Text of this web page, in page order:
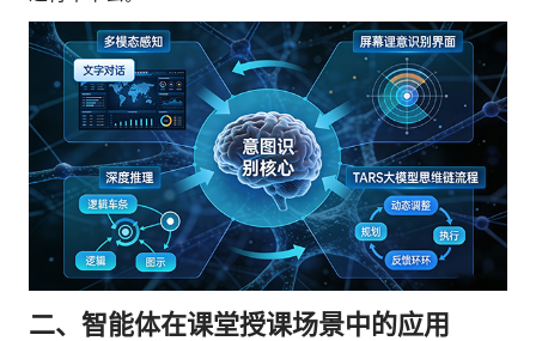
二、智能体在课堂授课场景中的应用